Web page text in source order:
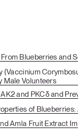
Blueberries and
(Vaccinium
Male Volunteers
and PKCδ and
of
Amla Fruit Extract